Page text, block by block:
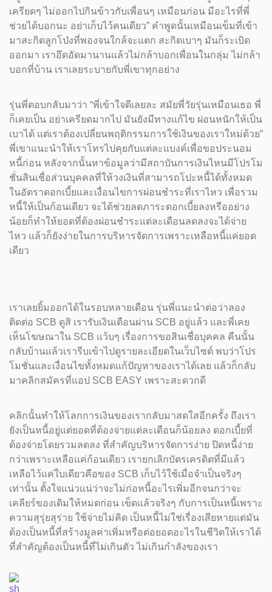
เครียดๆ ไม่ออกไปกินข้าวกับเพื่อนๆ เหมือนก่อน มีอะไรที่พี่
ช่วยได้บอกนะ อย่าเก็บไว้คนเดียว” คำพูดนั้นเหมือนเข็มที่เข้า
มาสะกิดลูกโป่งที่พองจนใกล้จะแตก สะกิดเบาๆ มันก็ระเบิด
ออกมา เราอึดอัดมานานแล้วไม่กล้าบอกเพื่อนในกลุ่ม ไม่กล้า
บอกที่บ้าน เราเลยระบายกับพี่เขาทุกอย่าง
รุ่นพี่ตอบกลับมาว่า “พี่เข้าใจดีเลยละ สมัยพี่วัยรุ่นเหมือนเธอ พี่
ก็เคยเป็น อย่าเครียดมากไป มันยังมีทางแก้ไข ผ่อนหนักให้เป็น
เบาได้ แต่เราต้องเปลี่ยนพฤติกรรมการใช้เงินของเราใหม่ด้วย”
พี่เขาแนะนำให้เราโทรไปคุยกับแต่ละแบงค์เพื่อขอประนอม
หนี้ก่อน หลังจากนั้นหาข้อมูลว่ามีสถาบันการเงินไหนมีโปรโม
ชั่นสินเชื่อส่วนบุคคลที่ให้วงเงินที่สามารถโปะหนี้ได้ทั้งหมด
ในอัตราดอกเบี้ยและเงื่อนไขการผ่อนชำระที่เราไหว เพื่อรวม
หนี้ให้เป็นก้อนเดียว จะได้ช่วยลดภาระดอกเบี้ยลงหรืออย่าง
น้อยก็ทำให้ยอดที่ต้องผ่อนชำระแต่ละเดือนลดลงจะได้จ่าย
ไหว แล้วก็ยังง่ายในการบริหารจัดการเพราะเหลือหนี้แค่ยอด
เดียว
เราเลยยิ้มออกได้ในรอบหลายเดือน รุ่นพี่แนะนำต่อว่าลอง
ติดต่อ SCB ดูสิ เรารับเงินเดือนผ่าน SCB อยู่แล้ว และพี่เคย
เห็นโฆษณาใน SCB แว้บๆ เรื่องการขอสินเชื่อบุคคล คืนนั้น
กลับบ้านแล้วเรารีบเข้าไปดูรายละเอียดในเว็บไซต์ พบว่าโปร
โมชั่นและเงื่อนไขทั้งหมดแก้ปัญหาของเราได้เลย แล้วก็กลับ
มาคลิกสมัครที่แอป SCB EASY เพราะสะดวกดี
คลิกนั้นทำให้โลกการเงินของเรากลับมาสดใสอีกครั้ง ถึงเรา
ยังเป็นหนี้อยู่แต่ยอดที่ต้องจ่ายแต่ละเดือนก็น้อยลง ดอกเบี้ยที่
ต้องจ่ายโดยรวมลดลง ที่สำคัญบริหารจัดการง่าย ปิดหนี้ง่าย
กว่าเพราะเหลือแค่ก้อนเดียว เรายกเลิกบัตรเครดิตที่มีแล้ว
เหลือไว้แค่ใบเดียวคือของ SCB เก็บไว้ใช้เมื่อจำเป็นจริงๆ
เท่านั้น ตั้งใจแน่วแน่ว่าจะไม่ก่อหนี้อะไรเพิ่มอีกจนกว่าจะ
เคลียร์ของเดิมให้หมดก่อน เข็ดแล้วจริงๆ กับการเป็นหนี้เพราะ
ความสุรุ่ยสุร่าย ใช้จ่ายไม่คิด เป็นหนี้ไม่ใช่เรื่องเสียหายแต่มัน
ต้องเป็นหนี้ที่สร้างมูลค่าเพิ่มหรือต่อยอดอะไรในชีวิตให้เราได้
ที่สำคัญต้องเป็นหนี้ที่ไม่เกินตัว ไม่เกินกำลังของเรา